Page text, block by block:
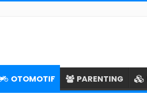
OTOMOTIF PARENTING